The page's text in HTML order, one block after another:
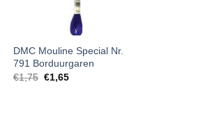
DMC Mouline Special Nr.
791 Borduurgaren
€1,75 €1,65